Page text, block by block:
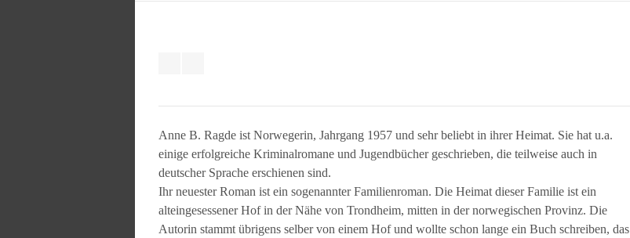
Anne B. Ragde ist Norwegerin, Jahrgang 1957 und sehr beliebt in ihrer Heimat. Sie hat u.a.
einige erfolgreiche Kriminalromane und Jugendbücher geschrieben, die teilweise auch in
deutscher Sprache erschienen sind.
Ihr neuester Roman ist ein sogenannter Familienroman. Die Heimat dieser Familie ist ein
alteingesessener Hof in der Nähe von Trondheim, mitten in der norwegischen Provinz. Die
Autorin stammt übrigens selber von einem Hof und wollte schon lange ein Buch schreiben, das